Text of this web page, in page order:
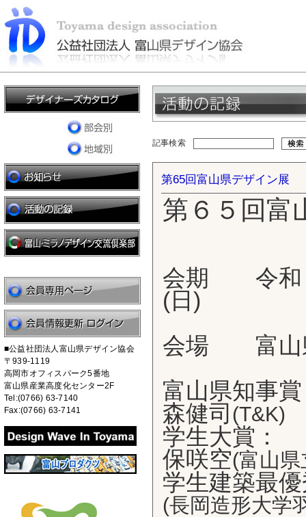
記事検索
第65回富山県デザイン展
第６５回富
会期 令和７
(日)
会場 富山
富山県知
森健司 (T&K)
学生大賞：
保咲空(富山
学生建築最
(長岡造形大学
■公益社団法人富山県デザイン協会
〒939-1119
高岡市オフィスパーク5番地
富山県産業高度化センター2F
Tel:(0766) 63-7140
Fax:(0766) 63-7141